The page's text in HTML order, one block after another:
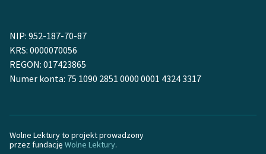
Regulamin biblioteki
Dane fundacji i
Regulamin darowizn
Informacja o treściach
wrażliwych
NIP: 952-187-70-87
KRS: 0000070056
REGON: 017423865
Numer konta: 75 1090 2851 0000 0001 4324 3317
Wolne Lektury to projekt prowadzony
przez fundację Wolne Lektury.